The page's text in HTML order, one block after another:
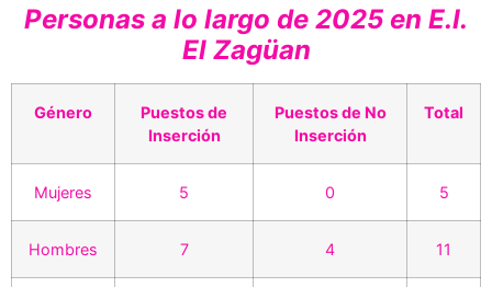
Personas a lo largo de 2025 en E.I.
El Zagüan
Género
Puestos de
Inserción
Puestos de No
Inserción
Total
Mujeres 5 0 5
Hombres 7 4 11